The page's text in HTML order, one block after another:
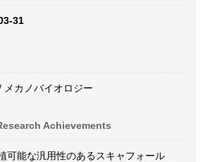
31
カノバイオロジー
Achievements
可能な汎用性のあるスキャフォール